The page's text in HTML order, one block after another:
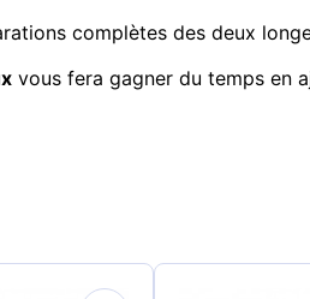
complètes des deux
vous fera gagner du temps en